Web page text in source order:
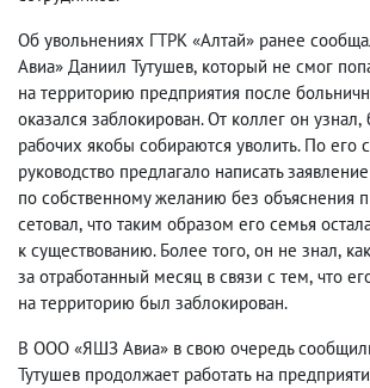
Об увольнениях ГТРК «Алтай» ранее
Авиа» Даниил Тутушев, который не смог
на территорию предприятия после
оказался заблокирован. От коллег он узнал,
рабочих якобы собираются уволить. По его
руководство предлагало написать
по собственному желанию без объяснения
сетовал, что таким образом его семья
к существованию. Более того, он не знал,
за отработанный месяц в связи с тем, что
на территорию был заблокирован.
В ООО «ЯШЗ Авиа» в свою очередь
Тутушев продолжает работать на